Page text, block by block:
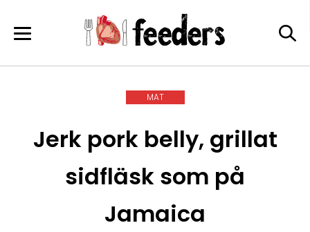
MAT
Jerk pork belly, grillat
sidfläsk som på
Jamaica